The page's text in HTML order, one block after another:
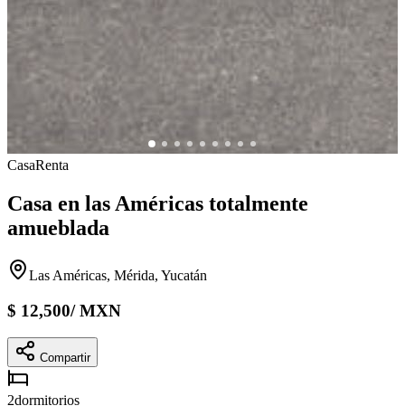
CasaRenta
Casa en las Américas totalmente
amueblada
Las Américas, Mérida, Yucatán
$ 12,500/MXN
Compartir
2dormitorios